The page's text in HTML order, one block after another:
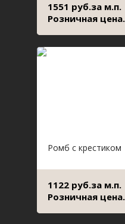
1551 руб.за м.п.
Розничная цена.
Ромб с крестиком
1122 руб.за м.п.
Розничная цена.